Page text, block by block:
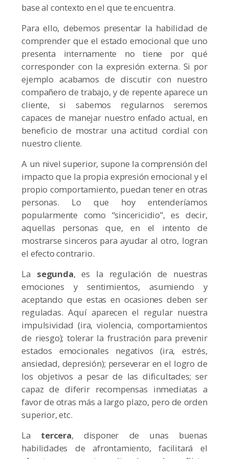
base al contexto en el que te encuentra.
Para ello, debemos presentar la habilidad de
comprender que el estado emocional que uno
presenta internamente no tiene por qué
corresponder con la expresión externa. Si por
ejemplo acabamos de discutir con nuestro
compañero de trabajo, y de repente aparece un
cliente, si sabemos regularnos seremos
capaces de manejar nuestro enfado actual, en
beneficio de mostrar una actitud cordial con
nuestro cliente.
A un nivel superior, supone la comprensión del
impacto que la propia expresión emocional y el
propio comportamiento, puedan tener en otras
personas. Lo que hoy entenderíamos
popularmente como “sincericidio”, es decir,
aquellas personas que, en el intento de
mostrarse sinceros para ayudar al otro, logran
el efecto contrario.
La segunda, es la regulación de nuestras
emociones y sentimientos, asumiendo y
aceptando que estas en ocasiones deben ser
reguladas. Aquí aparecen el regular nuestra
impulsividad (ira, violencia, comportamientos
de riesgo); tolerar la frustración para prevenir
estados emocionales negativos (ira, estrés,
ansiedad, depresión); perseverar en el logro de
los objetivos a pesar de las dificultades; ser
capaz de diferir recompensas inmediatas a
favor de otras más a largo plazo, pero de orden
superior, etc.
La tercera, disponer de unas buenas
habilidades de afrontamiento, facilitará el